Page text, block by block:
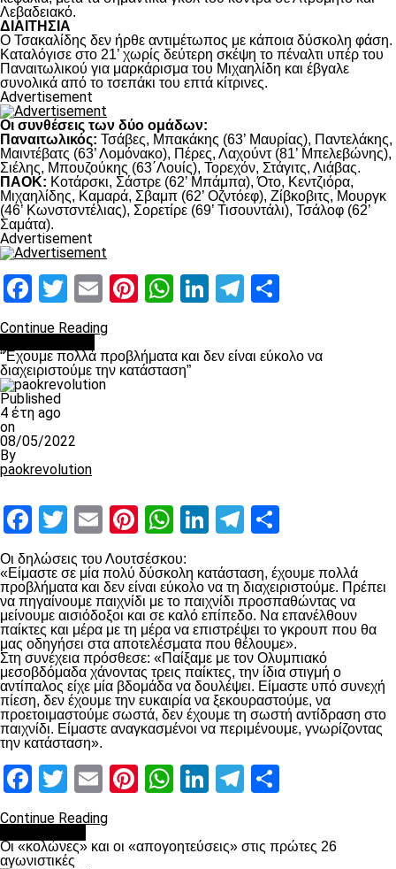
Λεβαδειακό.
ΔΙΑΙΤΗΣΙΑ
Ο Τσακαλίδης δεν ήρθε αντιμέτωπος με κάποια δύσκολη φάση.
Καταλόγισε στο 21’ χωρίς δεύτερη σκέψη το πέναλτι υπέρ του
Παναιτωλικού για μαρκάρισμα του Μιχαηλίδη και έβγαλε
συνολικά από το τσεπάκι του επτά κίτρινες.
Advertisement
Οι συνθέσεις των δύο ομάδων:
Παναιτωλικός: Τσάβες, Μπακάκης (63’ Μαυρίας), Παντελάκης,
Μαιντέβατς (63’ Λομόνακο), Πέρες, Λαχούντ (81’ Μπελεβώνης),
Σιέλης, Μπουζούκης (63΄Λουίς), Τορεχόν, Στάγιτς, Λιάβας.
ΠΑΟΚ: Κοτάρσκι, Σάστρε (62’ Μπάμπα), Ότο, Κεντζιόρα,
Μιχαηλίδης, Καμαρά, Σβαμπ (62’ Οζντόεφ), Ζίβκοβιτς, Μουργκ
(46’ Κωνστσντέλιας), Σορετίρε (69’ Τισουντάλι), Τσάλοφ (62’
Σαμάτα).
Advertisement
Facebook
Twitter
EmailPinterest
WhatsApp
LinkedIn
Telegram
Continue Reading
“Έχουμε πολλά προβλήματα και δεν είναι εύκολο να
διαχειριστούμε την κατάσταση”
Published
4 έτη ago
on
08/05/2022
By
paokrevolution
Facebook
Twitter
EmailPinterest
WhatsApp
LinkedIn
Telegram
Οι δηλώσεις του Λουτσέσκου:
«Είμαστε σε μία πολύ δύσκολη κατάσταση, έχουμε πολλά
προβλήματα και δεν είναι εύκολο να τη διαχειριστούμε. Πρέπει
να πηγαίνουμε παιχνίδι με το παιχνίδι προσπαθώντας να
μείνουμε αισιόδοξοι και σε καλό επίπεδο. Να επανέλθουν
παίκτες και μέρα με τη μέρα να επιστρέψει το γκρουπ που θα
μας οδηγήσει στα αποτελέσματα που θέλουμε».
Στη συνέχεια πρόσθεσε: «Παίξαμε με τον Ολυμπιακό
μεσοβδόμαδα χάνοντας τρεις παίκτες, την ίδια στιγμή ο
αντίπαλος είχε μία βδομάδα να δουλέψει. Είμαστε υπό συνεχή
πίεση, δεν έχουμε την ευκαιρία να ξεκουραστούμε, να
προετοιμαστούμε σωστά, δεν έχουμε τη σωστή αντίδραση στο
παιχνίδι. Είμαστε αναγκασμένοι να περιμένουμε, γνωρίζοντας
την κατάσταση».
Facebook
Twitter
EmailPinterest
WhatsApp
LinkedIn
Telegram
Continue Reading
Οι «κολώνες» και οι «απογοητεύσεις» στις πρώτες 26
αγωνιστικές